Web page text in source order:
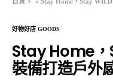
好物好店 GOODS
Stay Home，
裝備打造戶外